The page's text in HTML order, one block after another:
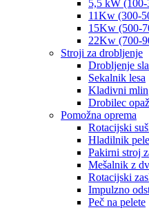
5,5 kW
11Kw (300-
15Kw (500-
22Kw (700-
Stroji za drobljenje
Drobljenje
Sekalnik lesa
Kladivni mlin
Drobilec
Pomožna oprema
Rotacijski
Hladilnik
Pakirni stroj
Mešalnik z
Rotacijski
Impulzno
Peč na pelete